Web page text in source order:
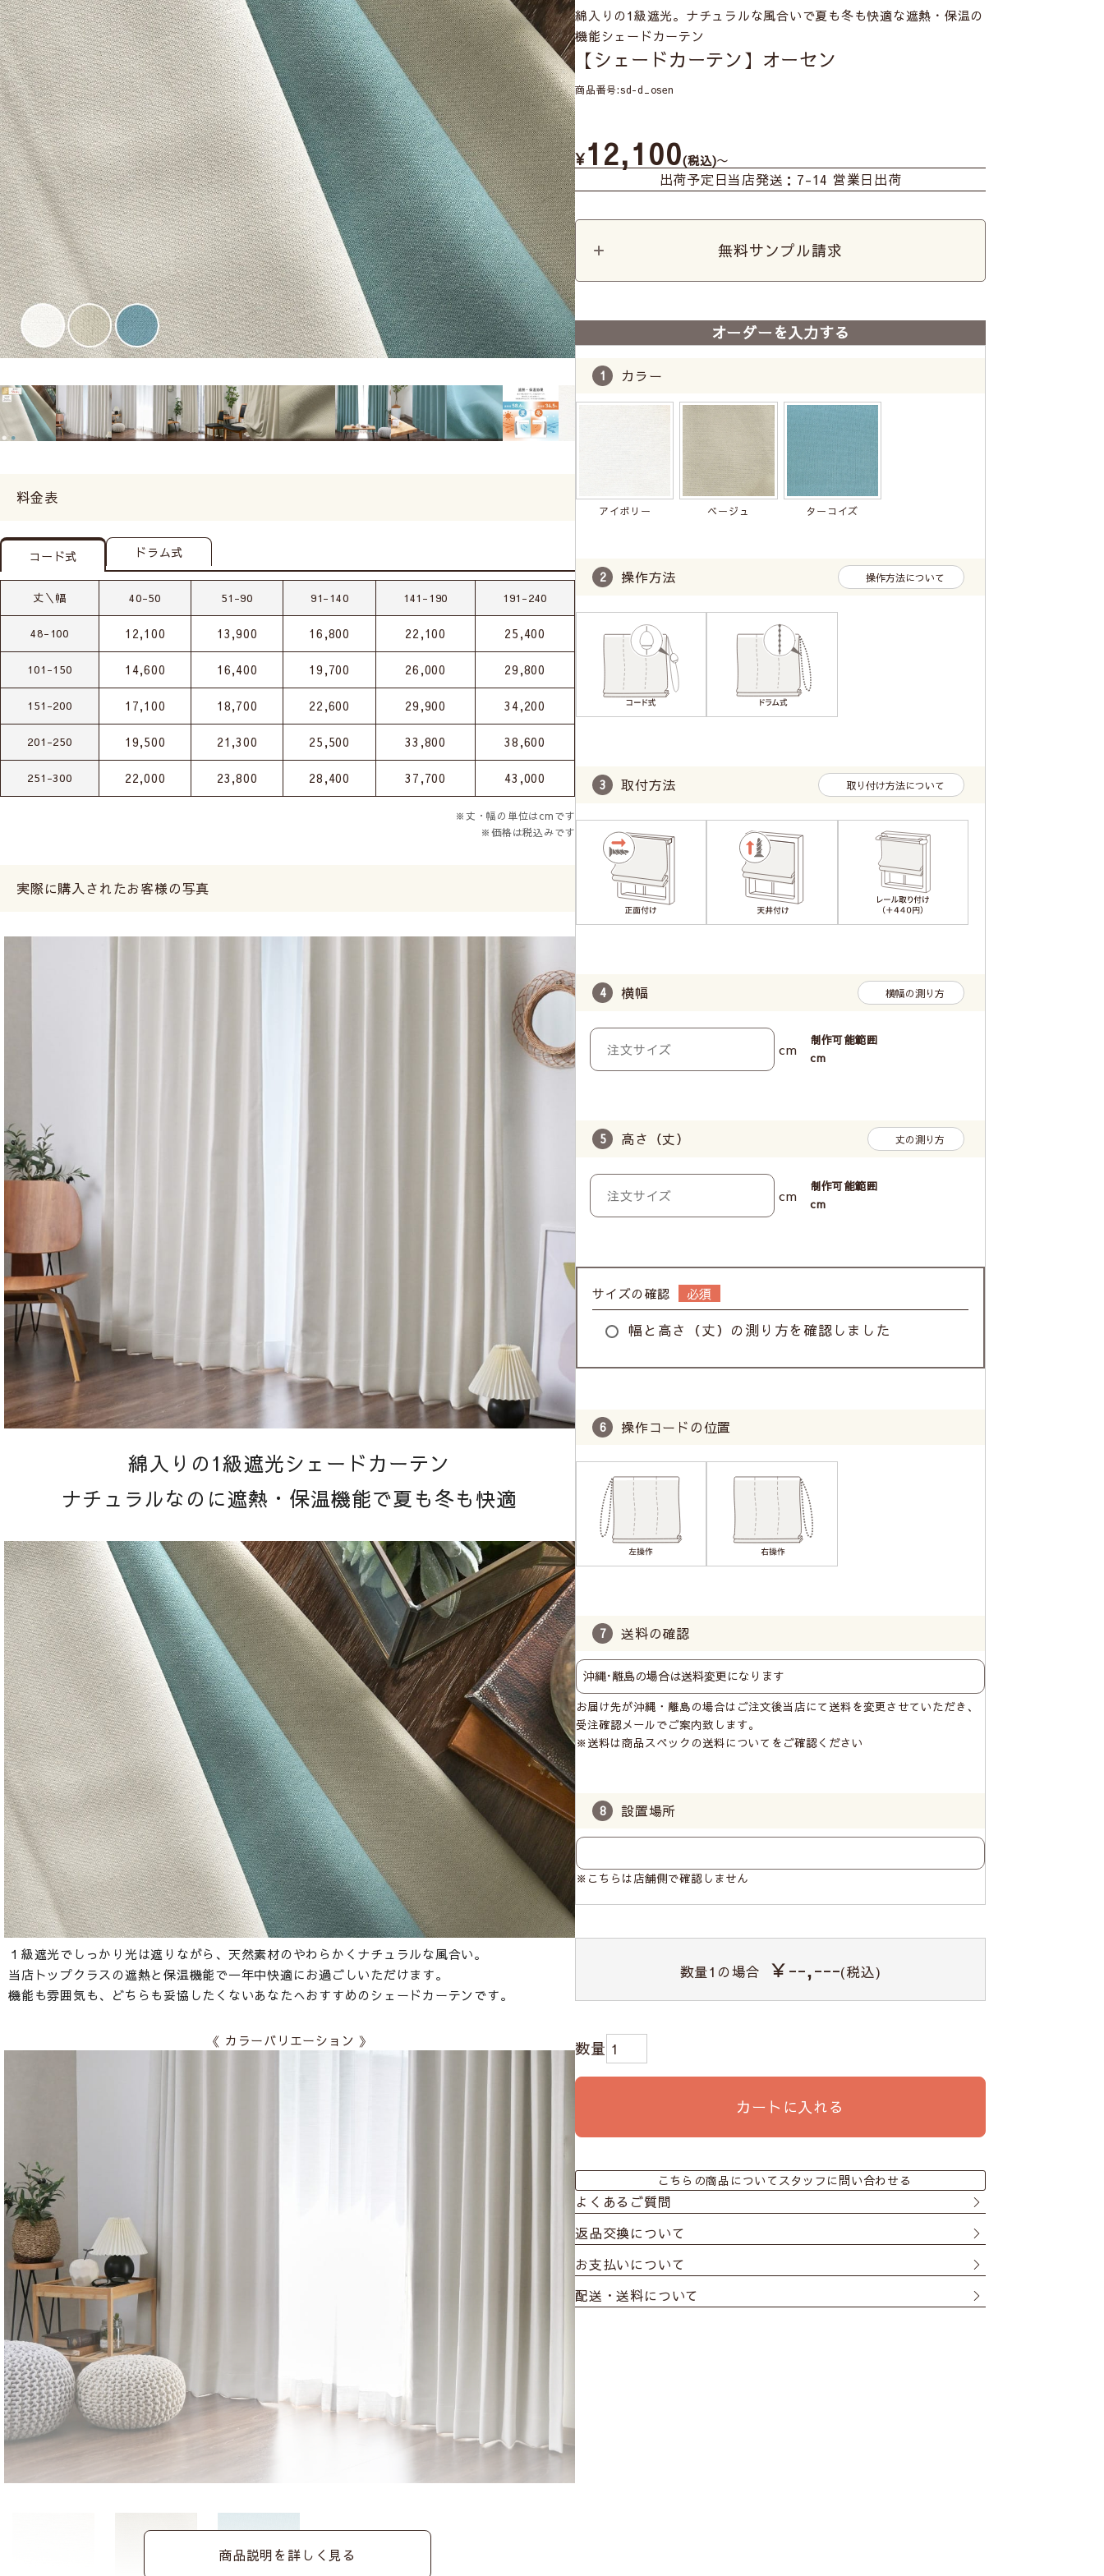
料金表
コード式 ドラム式
丈＼幅 40-50 51-90 91-140 141-190 191-240
48-100 12,100 13,900 16,800 22,100 25,400
101-150 14,600 16,400 19,700 26,000 29,800
151-200 17,100 18,700 22,600 29,900 34,200
201-250 19,500 21,300 25,500 33,800 38,600
251-300 22,000 23,800 28,400 37,700 43,000
※丈・幅の単位はcmです
※価格は税込みです
実際に購入されたお客様の写真
綿入りの1級遮光シェードカーテン
ナチュラルなのに遮熱・保温機能で夏も冬も快適
１級遮光でしっかり光は遮りながら、天然素材のやわらかくナチュラルな風合い。
当店トップクラスの遮熱と保温機能で一年中快適にお過ごしいただけます。
機能も雰囲気も、どちらも妥協したくないあなたへおすすめのシェードカーテンです。
《 カラーバリエーション 》
商品説明を詳しく見る
綿入りの1級遮光。ナチュラルな風合いで夏も冬も快適な遮熱・保温の
機能シェードカーテン
【シェードカーテン】オーセン
商品番号 sd-d_osen
¥12,100 税込 〜
出荷予定日当店発送：7-14 営業日出荷
無料サンプル請求
オーダーを入力する
カラー
アイボリー ベージュ ターコイズ
操作方法 操作方法について
取付方法 取り付け方法について
横幅 横幅の測り方
cm
制作可能範囲
cm
高さ（丈） 丈の測り方
cm
制作可能範囲
cm
サイズの確認
幅と高さ（丈）の測り方を確認しました
操作コードの位置
送料の確認
お届け先が沖縄・離島の場合はご注文後当店にて送料を変更させていただき、
受注確認メールでご案内致します。
※送料は商品スペックの送料についてをご確認ください
設置場所
※こちらは店舗側で確認しません
数量1 の場合 ￥--,---(税込)
カートに入れる
こちらの商品についてスタッフに問い合わせる
よくあるご質問
返品交換について
お支払いについて
配送・送料について